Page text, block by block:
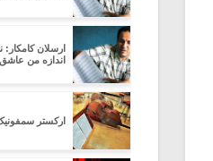
ارسلان کامکار:
اندازه من
ارکستر